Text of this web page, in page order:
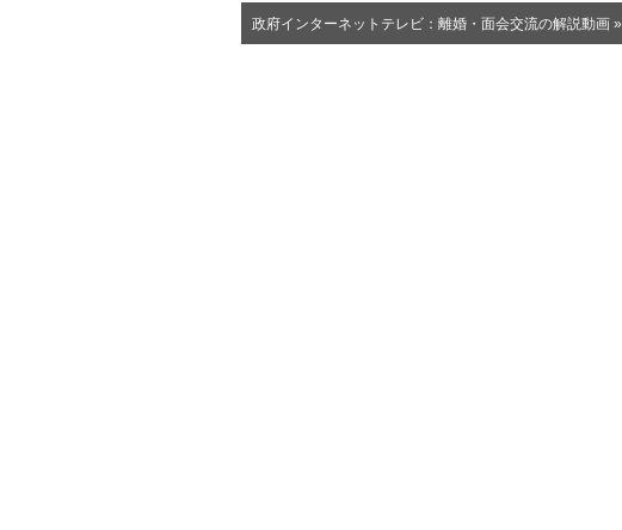
政府インターネットテレビ：離婚・面会交流の解説動画 »